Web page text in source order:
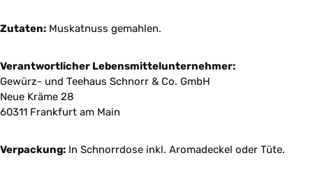
Zutaten: Muskatnuss gemahlen.
Verantwortlicher Lebensmittelunternehmer:
Gewürz- und Teehaus Schnorr & Co. GmbH
Neue Kräme 28
60311 Frankfurt am Main
Verpackung: In Schnorrdose inkl. Aromadeckel oder Tüte.